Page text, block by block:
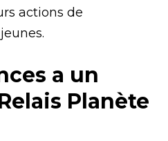
actions de
a un
Planète